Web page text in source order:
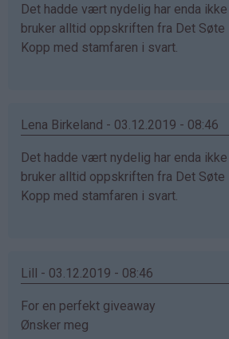
Det hadde vært nydelig har enda
bruker alltid oppskriften fra Det Søte
Kopp med stamfaren i svart.
Lena Birkeland - 03.12.2019 - 08:46
Det hadde vært nydelig har enda
bruker alltid oppskriften fra Det Søte
Kopp med stamfaren i svart.
Lill - 03.12.2019 - 08:46
For en perfekt giveaway
Ønsker meg